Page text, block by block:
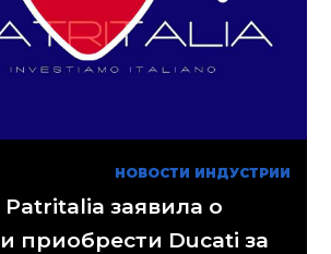
НОВОСТИ ИНДУСТРИИ
заявила о
приобрести Ducati за